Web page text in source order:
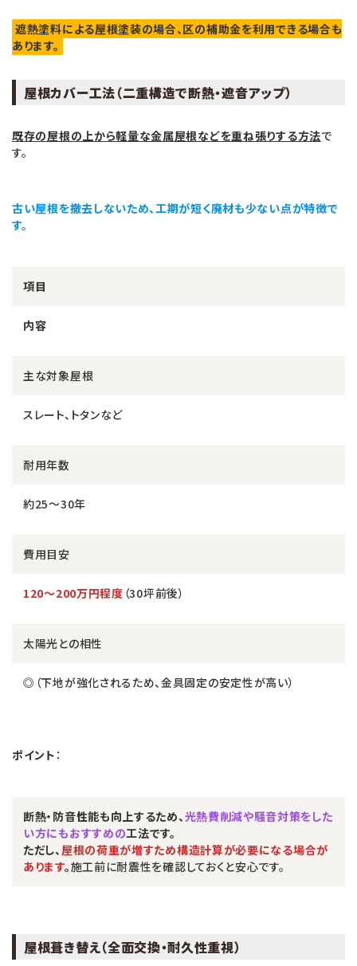
遮熱塗料による屋根塗装の場合、区の補助金を利用できる場合も
あります。
屋根カバー工法（二重構造で断熱・遮音アップ）
既存の屋根の上から軽量な金属屋根などを重ね張りする方法で
す。
古い屋根を撤去しないため、工期が短く廃材も少ない点が特徴で
す。
項目
内容
主な対象屋根
スレート、トタンなど
耐用年数
約25〜30年
費用目安
120〜200万円程度 （30坪前後）
太陽光との相性
◎（下地が強化されるため、金具固定の安定性が高い）
ポイント ：
断熱・防音性能も向上するため、光熱費削減や騒音対策をした
い方にもおすすめの工法です。
ただし、屋根の荷重が増すため構造計算が必要になる場合が
あります。施工前に耐震性を確認しておくと安心です。
屋根葺き替え（全面交換・耐久性重視）